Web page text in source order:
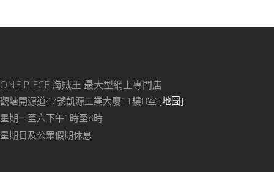
ONE PIECE 海賊王 最大型網上專門店
觀塘開源道47號凱源工業大廈11樓H室 [地圖]
星期一至六下午1時至8時
星期日及公眾假期休息